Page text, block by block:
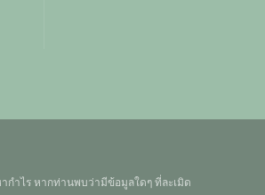
กำไร หากท่านพบว่ามีข้อมูลใดๆ ที่ละเมิด